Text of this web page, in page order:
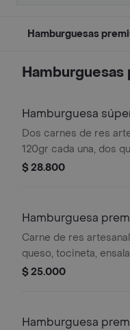
Hamburguesas
Hamburguesas
Hamburguesa
Dos carnes de res
120gr cada una, dos
ensalada de repollo
rosada y piña.
salsas van aparte.
$ 28.800
Hamburguesa
Carne de res
queso, tocineta,
con zanahoria, pepino,
aparte.
$ 25.000
Hamburguesa